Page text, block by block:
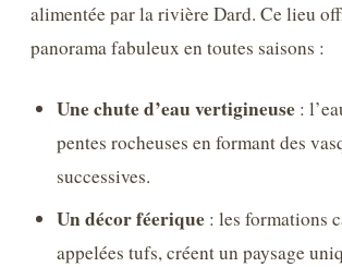
alimentée par la rivière Dard. Ce lieu
panorama fabuleux en toutes saisons :
Une chute d’eau vertigineuse :
pentes rocheuses en formant des
successives.
Un décor féerique : les formations
appelées tufs, créent un paysage